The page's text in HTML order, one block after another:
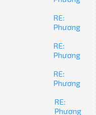
RE:
Phương
RE:
Phương
RE:
Phương
RE:
Phương